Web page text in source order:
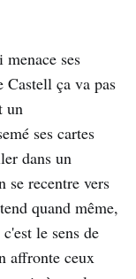
ses
Castell ça va pas
un
ses cartes
dans un
se recentre vers
quand même,
le sens de
affronte ceux